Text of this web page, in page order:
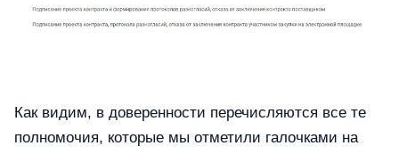
Как видим, в доверенности перечисляются все те
полномочия, которые мы отметили галочками на